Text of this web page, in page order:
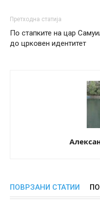
Претходна статија
По стапките на цар
до црковен идентитет
ПОВРЗАНИ СТАТИИ